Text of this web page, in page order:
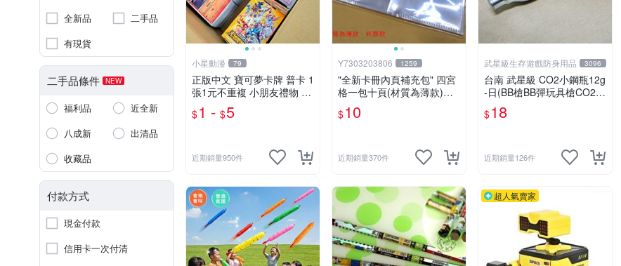
全新品
二手品
有現貨
二手品條件 NEW
福利品
近全新
八成新
出清品
收藏品
付款方式
現金付款
信用卡一次付清
小星動漫 79
正版中文 寶可夢卡牌 普卡 1
張1元不重複 小朋友禮物 補
習班獎勵 中文版 PTCG寶可
夢卡 官方現貨
$1 - $5
近期銷量950件
Y7303203806 1259
"全新卡冊內頁補充包" 四宮
格一包十頁(材質為薄款)
＄10元 (下單最少十包)
$10
近期銷量370件
武星級生存遊戲防身用品 3096
台南 武星級 CO2小鋼瓶12g
-日(BB槍BB彈玩具槍CO2槍
長槍短槍模型槍壓縮氣瓶氮
氣瓶
$18
近期銷量126件
超人氣賣家